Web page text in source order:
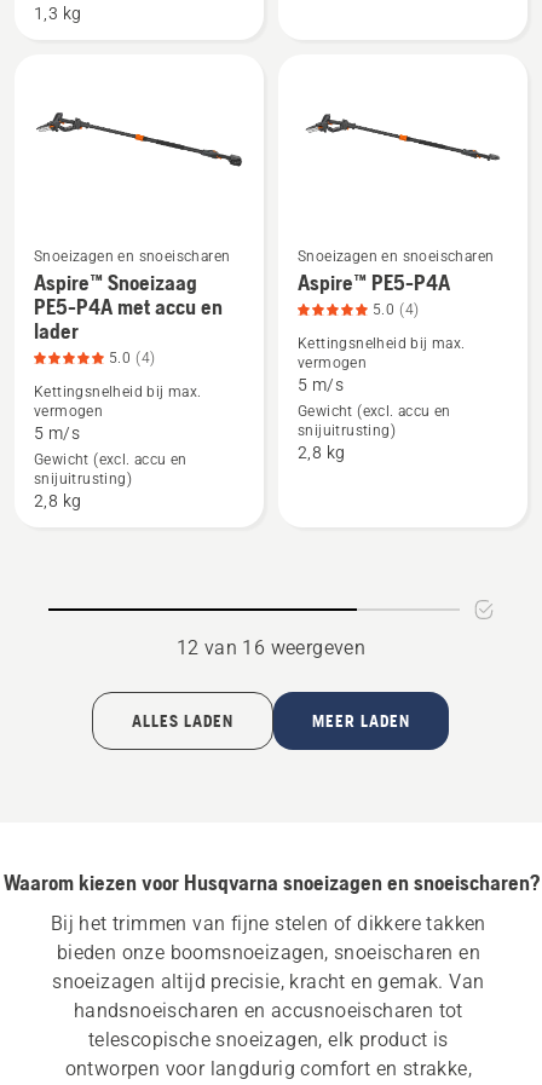
lader,
productbeoordeling
1,3 kg
Bekijk
meer
details
over
Aspire™
Snoeizaag
PE5-
P4A
productbeoordeling
Snoeizagen en snoeischaren
Aspire™ Snoeizaag
PE5-P4A met accu en
lader
5.0 (4)
Kettingsnelheid bij max.
vermogen
5 m/s
Gewicht (excl. accu en
snijuitrusting)
2,8 kg
Bekijk
meer
details
over
Aspire™
PE5-
Snoeizagen en snoeischaren
Aspire™ PE5-P4A
5.0 (4)
Kettingsnelheid bij max.
vermogen
5 m/s
Gewicht (excl. accu en
snijuitrusting)
2,8 kg
12 van 16 weergeven
ALLES LADEN MEER LADEN
Waarom kiezen voor Husqvarna snoeizagen en snoeischaren?
Bij het trimmen van fijne stelen of dikkere takken
bieden onze boomsnoeizagen, snoeischaren en
snoeizagen altijd precisie, kracht en gemak. Van
handsnoeischaren en accusnoeischaren tot
telescopische snoeizagen, elk product is
ontworpen voor langdurig comfort en strakke,